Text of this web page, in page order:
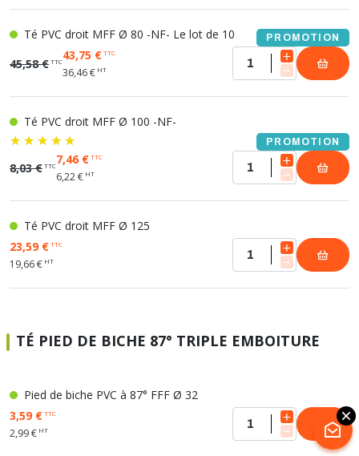
Té PVC droit MFF Ø 80 -NF- Le lot de 10 PROMOTION
45,58 €TTC43,75 €TTC
36,46 € HT
Té PVC droit MFF Ø 100 -NF-
PROMOTION
8,03 €TTC7,46 €TTC
6,22 € HT
Té PVC droit MFF Ø 125
23,59 €TTC
19,66 € HT
TÉ PIED DE BICHE 87° TRIPLE EMBOITURE
Pied de biche PVC à 87° FFF Ø 32
3,59 €TTC
2,99 € HT